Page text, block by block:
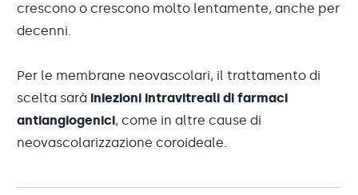
crescono o crescono molto lentamente, anche per
decenni.
Per le membrane neovascolari, il trattamento di
scelta sarà iniezioni intravitreali di farmaci
antiangiogenici, come in altre cause di
neovascolarizzazione coroideale.